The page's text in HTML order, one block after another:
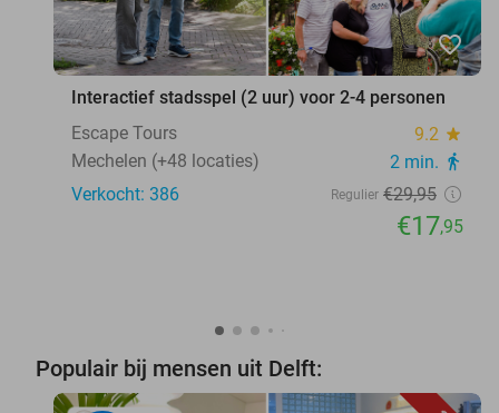
favorite_border
Interactief stadsspel (2 uur) voor 2-4 personen
Escape Tours
9.2 star
Mechelen (+48 locaties) 2 min. directions_walk
Verkocht: 386 Regulier €29,95
€17,95
Populair bij mensen uit Delft: